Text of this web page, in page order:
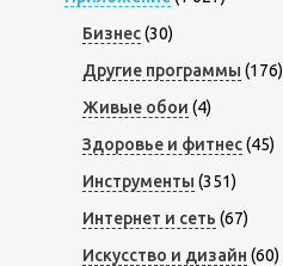
Бизнес(30)
Другие программы (176)
Живые обои (4)
Здоровье и фитнес(45)
Инструменты (351)
Интернет и сеть (67)
Искусство и дизайн (60)